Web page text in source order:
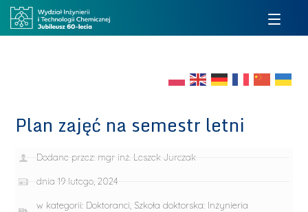
Plan zajęć na semestr letni
Dodane przez: mgr inż. Leszek Jurczak
dnia 19 lutego, 2024
w kategorii: Doktoranci, Szkoła doktorska: Inżynieria